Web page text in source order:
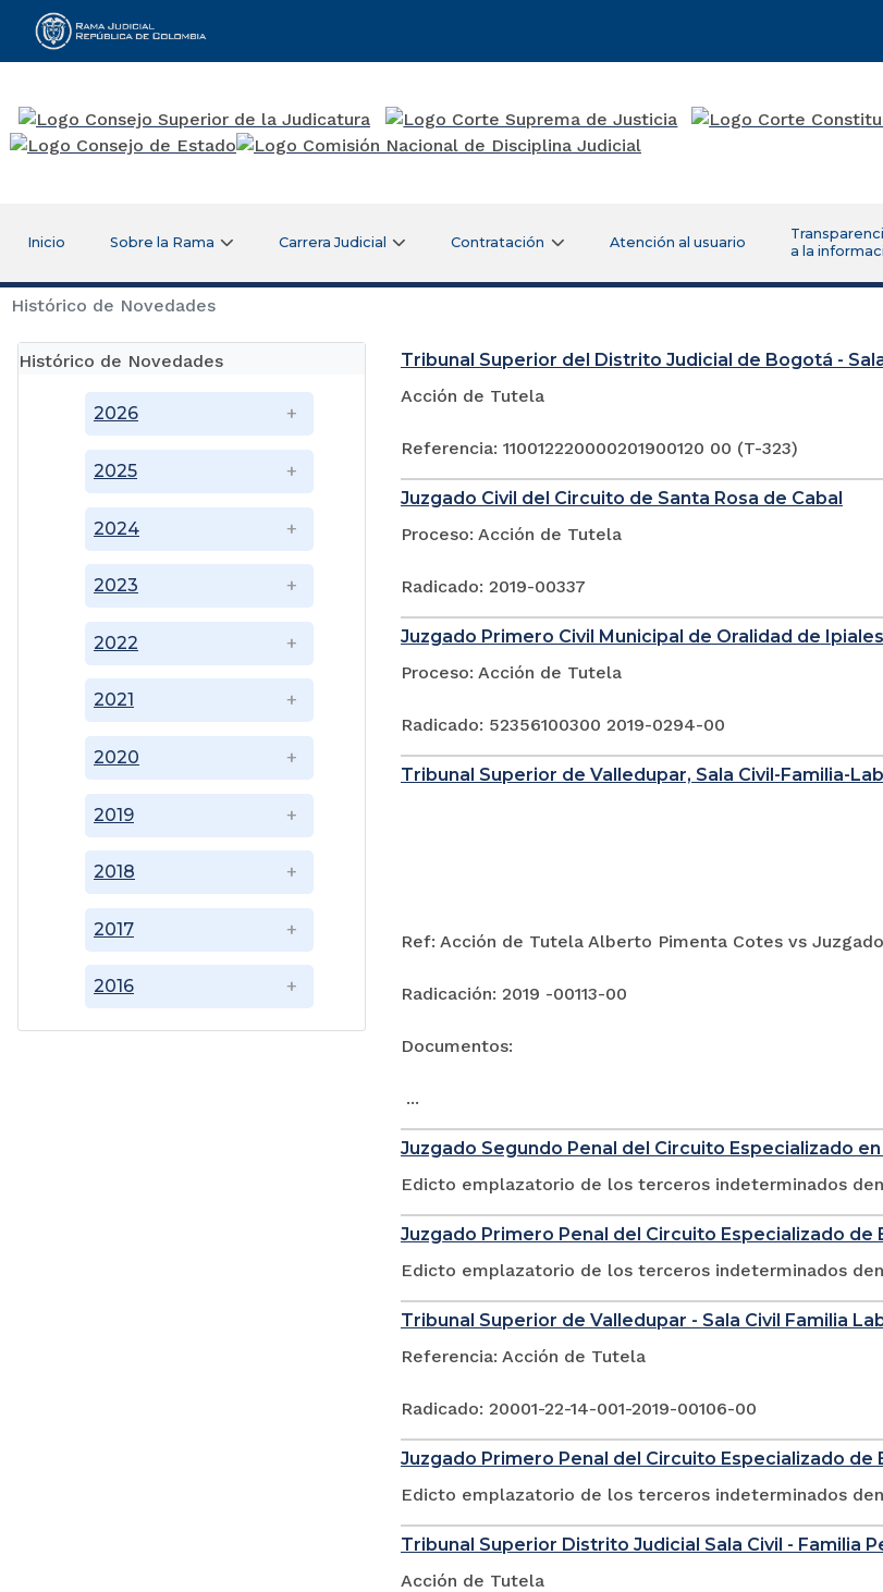
Rama Judicial
Inicio Sobre la Rama Carrera Judicial Contratación Atención al usuario
a la
Histórico de Novedades
Histórico de Novedades
2016
2017
2018
2019
2020
2021
2022
2023
2024
2025
2026
Tribunal Superior del Distrito Judicial de Bogotá -
Acción de Tutela
Referencia: 110012220000201900120 00 (T-323)
Juzgado Civil del Circuito de Santa Rosa de Cabal
Proceso: Acción de Tutela
Radicado: 2019-00337
Juzgado Primero Civil Municipal de Oralidad de Ipiales
Proceso: Acción de Tutela
Radicado: 52356100300 2019-0294-00
Tribunal Superior de Valledupar, Sala Civil-Familia-
Ref: Acción de Tutela Alberto Pimenta Cotes vs
Radicación: 2019 -00113-00
Documentos:
...
Juzgado Segundo Penal del Circuito Especializado
Edicto emplazatorio de los terceros indeterminados
Juzgado Primero Penal del Circuito Especializado
Edicto emplazatorio de los terceros indeterminados
Tribunal Superior de Valledupar - Sala Civil Familia
Referencia: Acción de Tutela
Radicado: 20001-22-14-001-2019-00106-00
Juzgado Primero Penal del Circuito Especializado
Edicto emplazatorio de los terceros indeterminados
Tribunal Superior Distrito Judicial Sala Civil - Familia
Acción de Tutela